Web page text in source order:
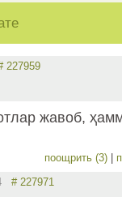
227959
жавоб,
поощрить (3)
# 227971